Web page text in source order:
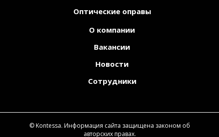
Оптические оправы
О компании
Вакансии
Новости
Сотрудники
© Kontessa. Информация сайта защищена законом об
авторских правах.